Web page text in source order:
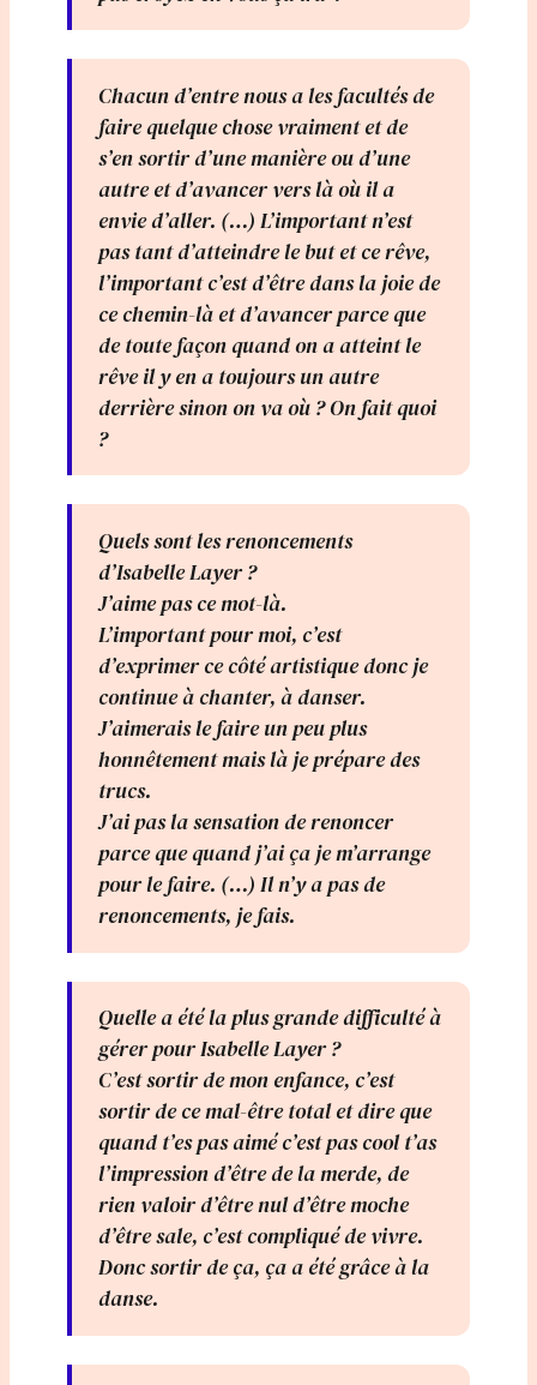
Chacun d’entre nous a les facultés de
faire quelque chose vraiment et de
s’en sortir d’une manière ou d’une
autre et d’avancer vers là où il a
envie d’aller. (…) L’important n’est
pas tant d’atteindre le but et ce rêve,
l’important c’est d’être dans la joie de
ce chemin-là et d’avancer parce que
de toute façon quand on a atteint le
rêve il y en a toujours un autre
derrière sinon on va où ? On fait quoi
?
Quels sont les renoncements
d’Isabelle Layer ?
J’aime pas ce mot-là.
L’important pour moi, c’est
d’exprimer ce côté artistique donc je
continue à chanter, à danser.
J’aimerais le faire un peu plus
honnêtement mais là je prépare des
trucs.
J’ai pas la sensation de renoncer
parce que quand j’ai ça je m’arrange
pour le faire. (…) Il n’y a pas de
renoncements, je fais.
Quelle a été la plus grande difficulté à
gérer pour Isabelle Layer ?
C’est sortir de mon enfance, c’est
sortir de ce mal-être total et dire que
quand t’es pas aimé c’est pas cool t’as
l’impression d’être de la merde, de
rien valoir d’être nul d’être moche
d’être sale, c’est compliqué de vivre.
Donc sortir de ça, ça a été grâce à la
danse.